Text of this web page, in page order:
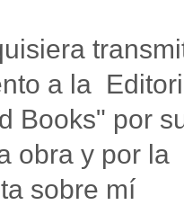
a la
Books" por
obra y por la
sobre mí